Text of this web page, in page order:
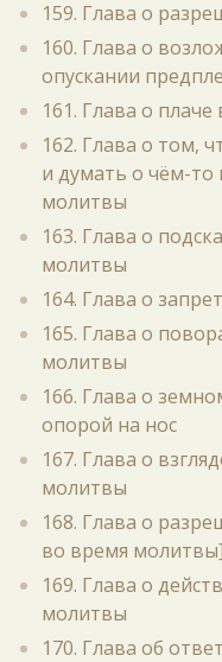
159. Глава о
160. Глава о
опускании
161. Глава о
162. Глава о том,
и думать о чём-
молитвы
163. Глава о
молитвы
164. Глава о
165. Глава о
молитвы
166. Глава о
опорой на нос
167. Глава о
молитвы
168. Глава о
во время молитвы]
169. Глава о
молитвы
170. Глава об